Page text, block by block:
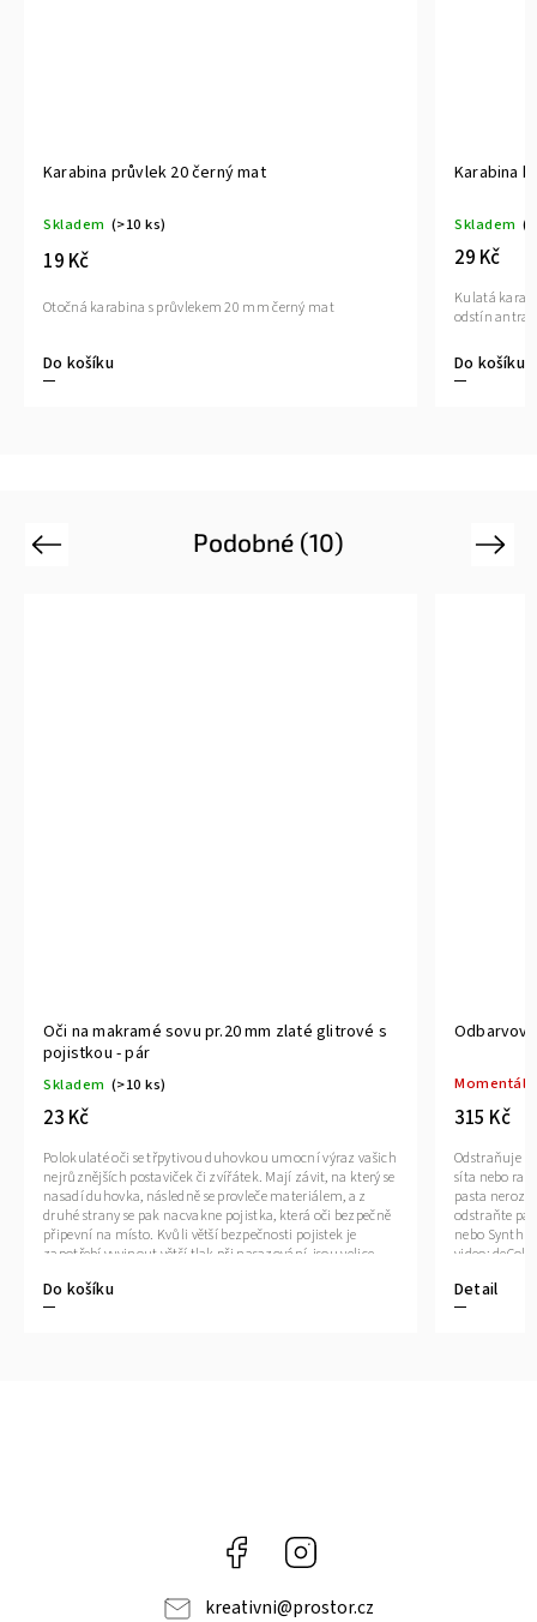
Karabina průvlek 20 černý mat
Skladem (>10 ks)
19 Kč
Do košíku
Otočná karabina s průvlekem 20 mm černý mat
Karabina
Skladem
29 Kč
Do košíku
Kulatá
odstín
Podobné (10)
Previous
Oči na makramé sovu pr.20 mm zlaté glitrové s
pojistkou - pár
Skladem (>10 ks)
23 Kč
Do košíku
Polokulaté oči se třpytivou duhovkou umocní výraz vašich
nejrůznějších postaviček či zvířátek. Mají závit, na který se
nasadí duhovka, následně se provleče materiálem, a z
druhé strany se pak nacvakne pojistka, která oči bezpečně
připevní na místo. Kvůli větší bezpečnosti pojistek je
zapotřebí vyvinout větší tlak při nasazování, jsou velice
duhovku použít, v tom případě zůstane duhovka
transparentní.1 pár = 2 oči + 2 třpytivé duhovky + 2 pojistky
315 Kč
Detail
Odstraňuje
síta nebo
pasta
odstraňte
nebo
video:
Next
Facebook
kreativni@prostor.cz